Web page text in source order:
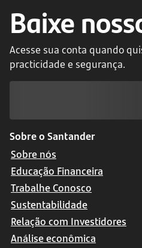
Baixe
Acesse sua conta quando
practicidade e segurança.
Sobre o Santander
Sobre nós
Educação Financeira
Trabalhe Conosco
Sustentabilidade
Relação com Investidores
Análise econômica